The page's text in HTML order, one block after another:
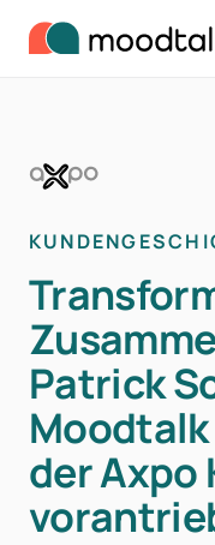
Patrick
Moodtalk
der Axpo